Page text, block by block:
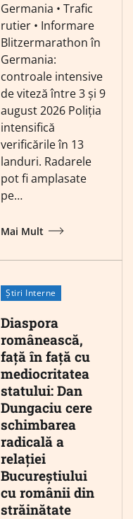
Germania • Trafic
rutier • Informare
Blitzermarathon în
Germania:
controale intensive
de viteză între 3 și 9
august 2026 Poliția
intensifică
verificările în 13
landuri. Radarele
pot fi amplasate
pe…
Mai Mult
Știri Interne
Diaspora
românească,
față în față cu
mediocritatea
statului: Dan
Dungaciu cere
schimbarea
radicală a
relației
Bucureștiului
cu românii din
străinătate